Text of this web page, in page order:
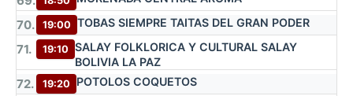
70. 19:00 TOBAS SIEMPRE TAITAS DEL GRAN PODER
71. 19:10 SALAY FOLKLORICA Y CULTURAL SALAY
BOLIVIA LA PAZ
72. 19:20 POTOLOS COQUETOS